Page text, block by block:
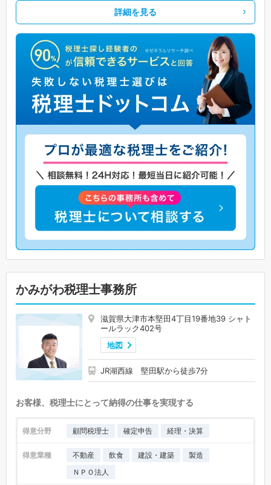
詳細を見る
かみがわ税理士事務所
滋賀県大津市本堅田4丁目19番地39 シャト
ールラック402号
地図
JR湖西線 堅田駅から徒歩7分
お客様、税理士にとって納得の仕事を実現する
得意分野 顧問税理士 確定申告 経理・決算
得意業種 不動産 飲食 建設・建築
製造
ＮＰＯ法人